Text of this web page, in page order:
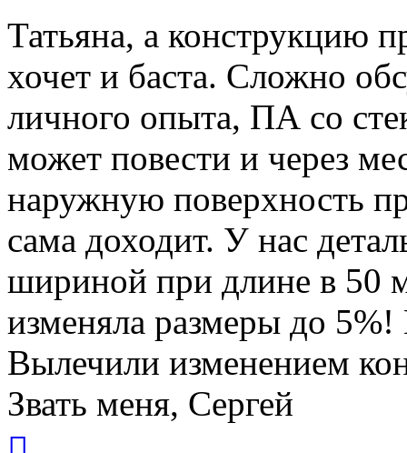
Татьяна, а конструкцию
хочет и баста. Сложно
личного опыта, ПА со
может повести и через
наружную поверхность
сама доходит. У нас
шириной при длине в 50
изменяла размеры до
Вылечили изменением
Звать меня, Сергей